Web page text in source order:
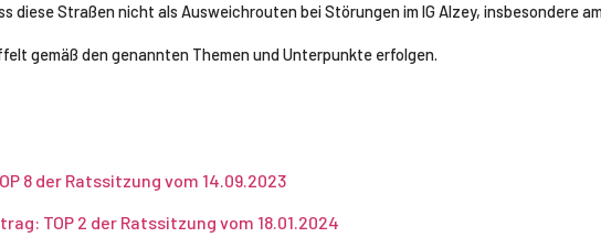
diese Straßen nicht als Ausweichrouten bei Störungen im IG Alzey, insbesondere
gemäß den genannten Themen und Unterpunkte erfolgen.
8 der Ratssitzung vom 14.09.2023
TOP 2 der Ratssitzung vom 18.01.2024